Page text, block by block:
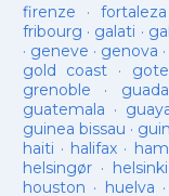
firenze ·fortaleza
fribourg · galati ·
· geneve · genova ·
gold coast ·
grenoble ·
guatemala ·
guinea bissau ·
haiti · halifax ·
helsingør· helsinki
houston · huelva ·